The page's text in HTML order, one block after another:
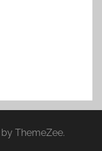
ThemeZee.